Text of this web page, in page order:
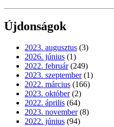
Újdonságok
2023. augusztus (3)
2026. június (1)
2022. február (249)
2023. szeptember (1)
2022. március (166)
2023. október (2)
2022. április (64)
2023. november (8)
2022. június (94)